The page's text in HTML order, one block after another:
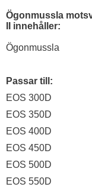
Ögonmussla
II innehåller:
Ögonmussla
Passar till:
EOS 300D
EOS 350D
EOS 400D
EOS 450D
EOS 500D
EOS 550D